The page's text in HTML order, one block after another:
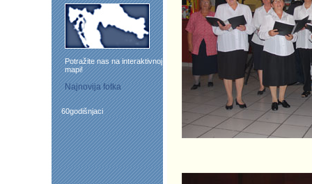
Potražite nas na interaktivnoj
mapi!
Najnovija fotka
60godišnjaci